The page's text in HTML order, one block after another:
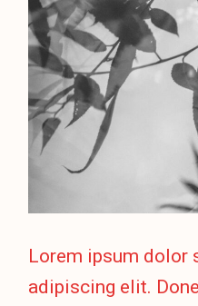
Lorem ipsum dolor
adipiscing elit.